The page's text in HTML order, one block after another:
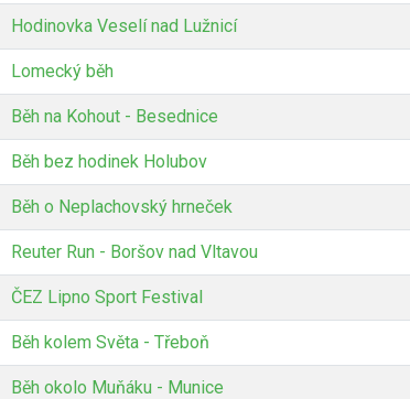
Hodinovka Veselí nad Lužnicí
Lomecký běh
Běh na Kohout - Besednice
Běh bez hodinek Holubov
Běh o Neplachovský hrneček
Reuter Run - Boršov nad Vltavou
ČEZ Lipno Sport Festival
Běh kolem Světa - Třeboň
Běh okolo Muňáku - Munice